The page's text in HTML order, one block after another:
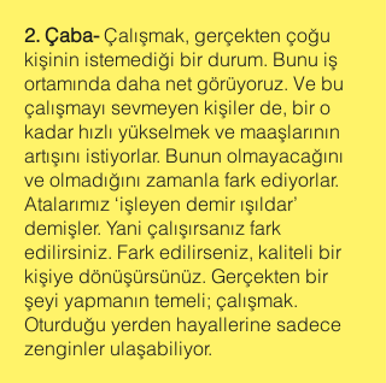
2. Çaba-Çalışmak, gerçekten çoğu
kişinin istemediği bir durum. Bunu iş
ortamında daha net görüyoruz. Ve bu
çalışmayı sevmeyen kişiler de, bir o
kadar hızlı yükselmek ve maaşlarının
artışını istiyorlar. Bunun olmayacağını
ve olmadığını zamanla fark ediyorlar.
Atalarımız ‘işleyen demir ışıldar’
demişler. Yani çalışırsanız fark
edilirsiniz. Fark edilirseniz, kaliteli bir
kişiye dönüşürsünüz. Gerçekten bir
şeyi yapmanın temeli; çalışmak.
Oturduğu yerden hayallerine sadece
zenginler ulaşabiliyor.